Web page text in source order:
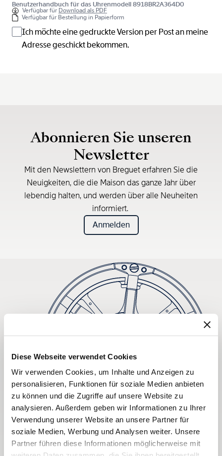
Diese Webseite verwendet Cookies
Wir verwenden Cookies, um Inhalte und Anzeigen zu
personalisieren, Funktionen für soziale Medien anbieten
zu können und die Zugriffe auf unsere Website zu
analysieren. Außerdem geben wir Informationen zu Ihrer
Verwendung unserer Website an unsere Partner für
soziale Medien, Werbung und Analysen weiter. Unsere
Partner führen diese Informationen möglicherweise mit
Benutzerhandbuch für das Uhrenmodell 8918BR2A364D0
Verfügbar für Download als PDF
Verfügbar für Bestellung in Papierform
Ich möchte eine gedruckte Version per Post an meine
Adresse geschickt bekommen.
Abonnieren Sie unseren
Newsletter
Mit den Newslettern von Breguet erfahren Sie die
Neuigkeiten, die die Maison das ganze Jahr über
lebendig halten, und werden über alle Neuheiten
informiert.
Anmelden